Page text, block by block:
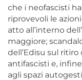
che i neofascisti
riprovevoli le
atto all’interno
maggiore;
dell’Edisu sul
antifascisti e,
agli spazi